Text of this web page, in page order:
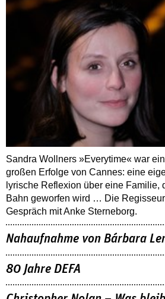
Sandra Wollners »Everytime« war
großen Erfolge von Cannes: eine
lyrische Reflexion über eine ­Familie,
Bahn geworfen wird … Die
Gespräch mit Anke Sterneborg.
Nahaufnahme von Bárbara
80 Jahre DEFA